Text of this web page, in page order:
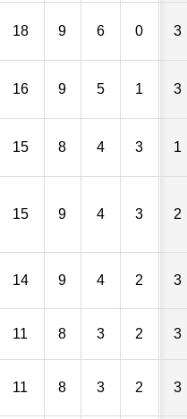
18 9 6 0 3
16 9 5 1 3
15 8 4 3 1
15 9 4 3 2
14 9 4 2 3
11 8 3 2 3
11 8 3 2 3